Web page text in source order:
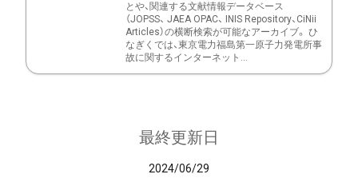
とや、関連する文献情報データベース
（JOPSS、 JAEA OPAC、 INIS Repository、CiNii
Articles）の横断検索が可能なアーカイブ。 ひ
なぎくでは、東京電力福島第一原子力発電所事
故に関するインターネット...
最終更新日
2024/06/29